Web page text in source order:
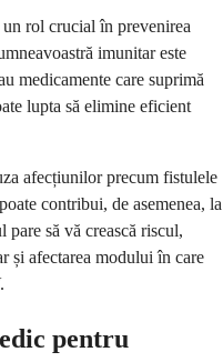
rol crucial în prevenirea
imunitar este
medicamente care suprimă
lupta să elimine eficient
afecțiunilor precum fistulele
contribui, de asemenea, la
să vă crească riscul,
și afectarea modului în care
pentru